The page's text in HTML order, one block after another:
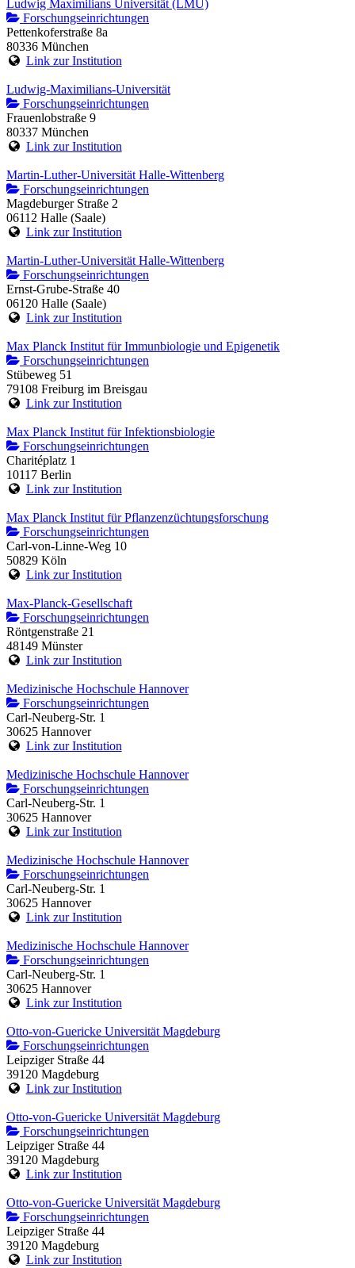
Ludwig Maximilians Universität (LMU)
Forschungseinrichtungen
Pettenkoferstraße 8a
80336 München
Link zur Institution
Ludwig-Maximilians-Universität
Forschungseinrichtungen
Frauenlobstraße 9
80337 München
Link zur Institution
Martin-Luther-Universität Halle-Wittenberg
Forschungseinrichtungen
Magdeburger Straße 2
06112 Halle (Saale)
Link zur Institution
Martin-Luther-Universität Halle-Wittenberg
Forschungseinrichtungen
Ernst-Grube-Straße 40
06120 Halle (Saale)
Link zur Institution
Max Planck Institut für Immunbiologie und Epigenetik
Forschungseinrichtungen
Stübeweg 51
79108 Freiburg im Breisgau
Link zur Institution
Max Planck Institut für Infektionsbiologie
Forschungseinrichtungen
Charitéplatz 1
10117 Berlin
Link zur Institution
Max Planck Institut für Pflanzenzüchtungsforschung
Forschungseinrichtungen
Carl-von-Linne-Weg 10
50829 Köln
Link zur Institution
Max-Planck-Gesellschaft
Forschungseinrichtungen
Röntgenstraße 21
48149 Münster
Link zur Institution
Medizinische Hochschule Hannover
Forschungseinrichtungen
Carl-Neuberg-Str. 1
30625 Hannover
Link zur Institution
Medizinische Hochschule Hannover
Forschungseinrichtungen
Carl-Neuberg-Str. 1
30625 Hannover
Link zur Institution
Medizinische Hochschule Hannover
Forschungseinrichtungen
Carl-Neuberg-Str. 1
30625 Hannover
Link zur Institution
Medizinische Hochschule Hannover
Forschungseinrichtungen
Carl-Neuberg-Str. 1
30625 Hannover
Link zur Institution
Otto-von-Guericke Universität Magdeburg
Forschungseinrichtungen
Leipziger Straße 44
39120 Magdeburg
Link zur Institution
Otto-von-Guericke Universität Magdeburg
Forschungseinrichtungen
Leipziger Straße 44
39120 Magdeburg
Link zur Institution
Otto-von-Guericke Universität Magdeburg
Forschungseinrichtungen
Leipziger Straße 44
39120 Magdeburg
Link zur Institution